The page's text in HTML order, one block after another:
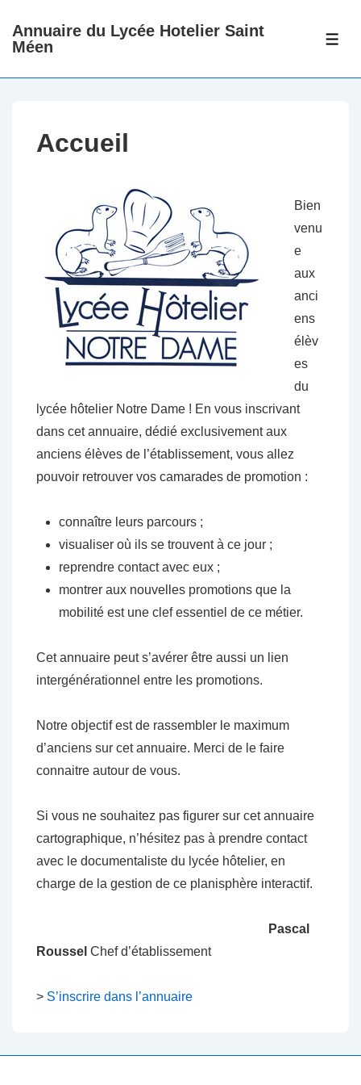
passer
au
contenu
Annuaire du Lycée Hotelier Saint
Méen
Accueil
Bien
venu
e
aux
anci
ens
élèv
es
du
lycée hôtelier Notre Dame ! En vous inscrivant
dans cet annuaire, dédié exclusivement aux
anciens élèves de l’établissement, vous allez
pouvoir retrouver vos camarades de promotion :
connaître leurs parcours ;
visualiser où ils se trouvent à ce jour ;
reprendre contact avec eux ;
montrer aux nouvelles promotions que la
mobilité est une clef essentiel de ce métier.
Cet annuaire peut s’avérer être aussi un lien
intergénérationnel entre les promotions.
Notre objectif est de rassembler le maximum
d’anciens sur cet annuaire. Merci de le faire
connaitre autour de vous.
Si vous ne souhaitez pas figurer sur cet annuaire
cartographique, n’hésitez pas à prendre contact
avec le documentaliste du lycée hôtelier, en
charge de la gestion de ce planisphère interactif.
Pascal
Roussel Chef d’établissement
> S’inscrire dans l’annuaire